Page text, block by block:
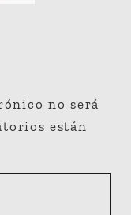
no será
están